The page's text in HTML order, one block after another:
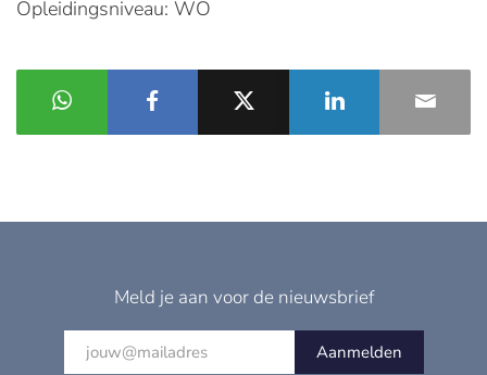
Opleidingsniveau: WO
Meld je aan voor de nieuwsbrief
Aanmelden